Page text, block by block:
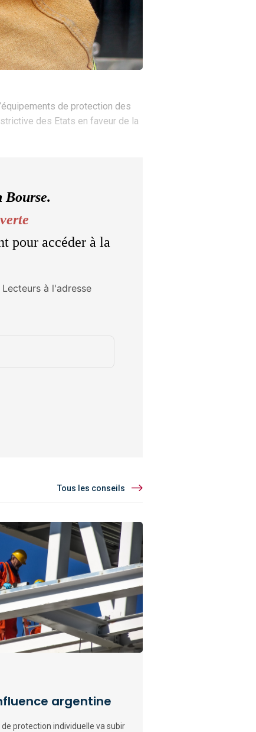
de protection des
des Etats en faveur de la
Bourse.
pour accéder à la
à l'adresse
Tous les conseils
argentine
protection individuelle va subir